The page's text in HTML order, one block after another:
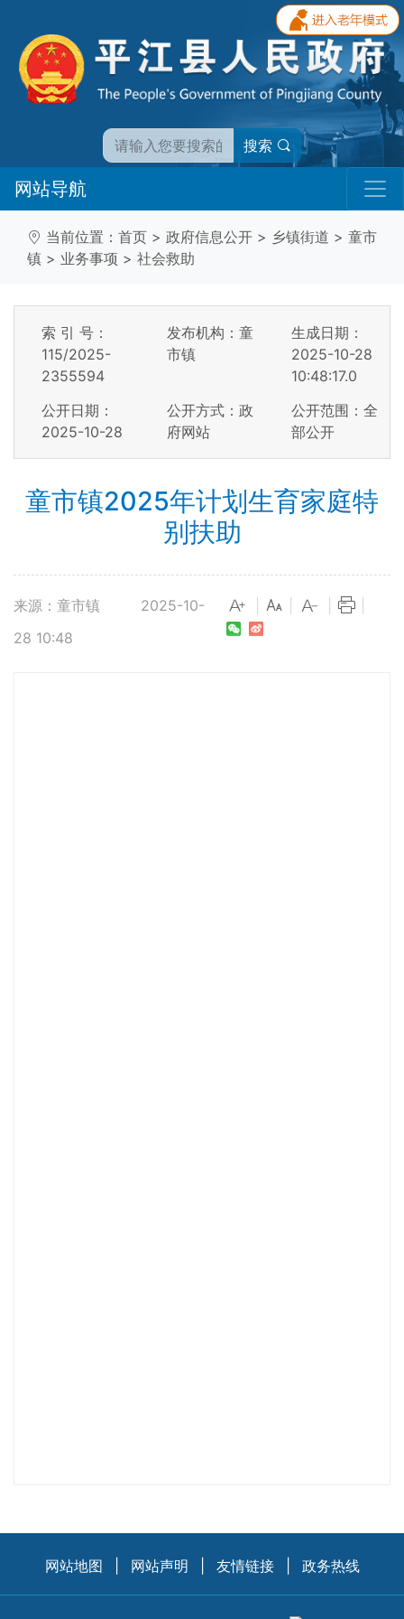
搜索
网站导航
当前位置： 首页 > 政府信息公开 > 乡镇街道 > 童市
镇 > 业务事项 > 社会救助
索 引 号：
115/2025-
2355594
发布机构：童
市镇
生成日期：
2025-10-28
10:48:17.0
公开日期：
2025-10-28
公开方式：政
府网站
公开范围：全
部公开
童市镇2025年计划生育家庭特
别扶助
来源：童市镇
2025-10-
28 10:48
网站地图 网站声明 友情链接 政务热线